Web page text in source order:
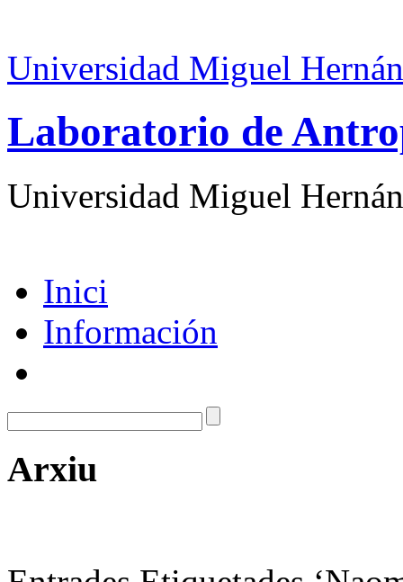
Universidad Miguel
Laboratorio de
Universidad Miguel
Inici
Información
Arxiu